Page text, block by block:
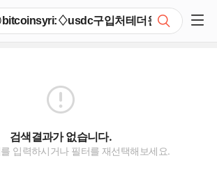
검색결과가 없습니다.
입력하시거나 필터를 재선택해보세요.